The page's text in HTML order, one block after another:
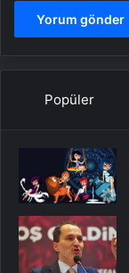
Popüler